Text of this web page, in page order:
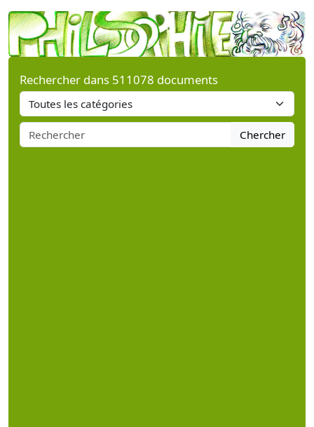
Rechercher dans 511078 documents
Chercher